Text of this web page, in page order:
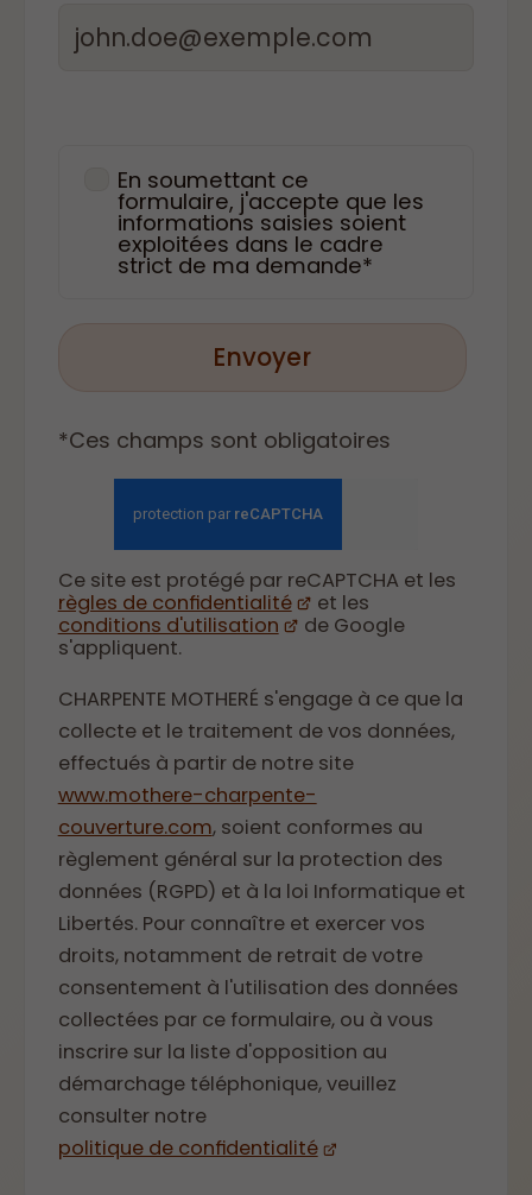
En soumettant ce
formulaire, j'accepte que les
informations saisies soient
exploitées dans le cadre
strict de ma demande*
Envoyer
*Ces champs sont obligatoires
Ce site est protégé par reCAPTCHA et les
règles de confidentialité
et les
conditions d'utilisation
de Google
s'appliquent.
CHARPENTE MOTHERÉ s'engage à ce que la
collecte et le traitement de vos données,
effectués à partir de notre site
www.mothere-charpente-
couverture.com, soient conformes au
règlement général sur la protection des
données (RGPD) et à la loi Informatique et
Libertés. Pour connaître et exercer vos
droits, notamment de retrait de votre
consentement à l'utilisation des données
collectées par ce formulaire, ou à vous
inscrire sur la liste d'opposition au
démarchage téléphonique, veuillez
consulter notre
politique de confidentialité